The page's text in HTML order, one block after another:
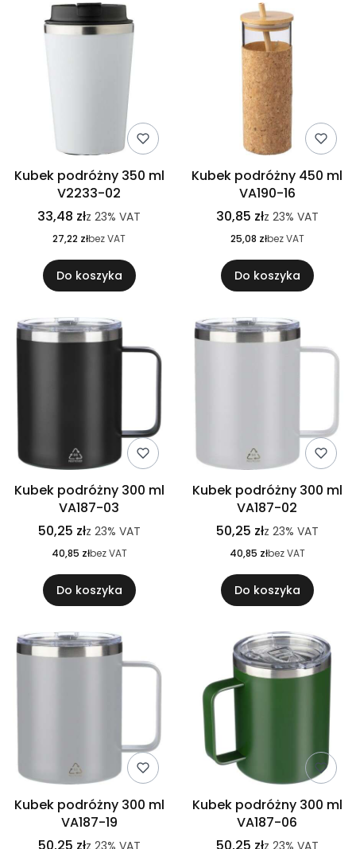
Kubek podróżny 350 ml
V2233-02
33,48 złz 23% VAT
27,22 złbez VAT
Do koszyka
Kubek podróżny 450 ml
VA190-16
30,85 złz 23% VAT
25,08 złbez VAT
Do koszyka
Kubek podróżny 300 ml
VA187-03
50,25 złz 23% VAT
40,85 złbez VAT
Do koszyka
Kubek podróżny 300 ml
VA187-02
50,25 złz 23% VAT
40,85 złbez VAT
Do koszyka
Kubek podróżny 300 ml
VA187-19
Kubek podróżny 300 ml
VA187-06